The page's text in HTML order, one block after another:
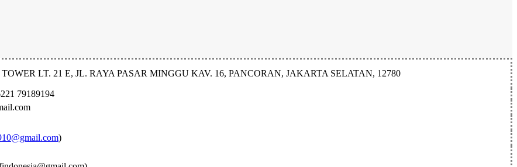
LT. 21 E, JL. RAYA PASAR MINGGU KAV. 16, PANCORAN, JAKARTA SELATAN, 12780
79189194
)